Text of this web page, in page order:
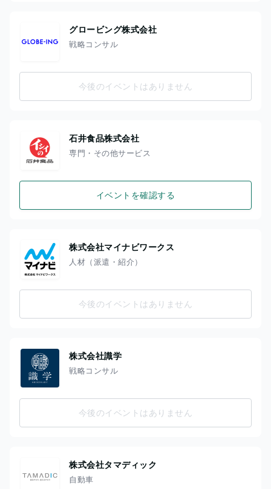
グロービング株式会社
戦略コンサル
今後のイベントはありません
石井食品株式会社
専門・その他サービス
イベントを確認する
株式会社マイナビワークス
人材（派遣・紹介）
今後のイベントはありません
株式会社識学
戦略コンサル
今後のイベントはありません
株式会社タマディック
自動車